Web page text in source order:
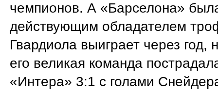
чемпионов. А «Барселона»
действующим обладателем
Гвардиола выиграет через год,
его великая команда
«Интера» 3:1 с голами